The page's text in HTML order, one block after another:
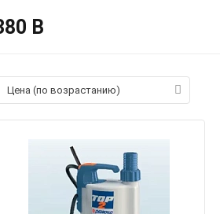
В
Цена (по возрастанию)